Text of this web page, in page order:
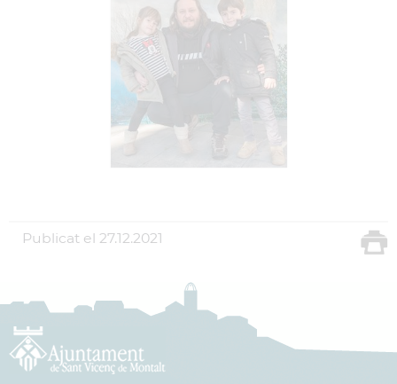
Publicat el 27.12.2021